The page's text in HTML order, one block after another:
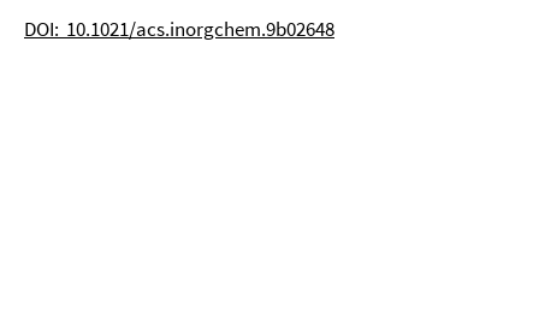
DOI: 10.1021/acs.inorgchem.9b02648